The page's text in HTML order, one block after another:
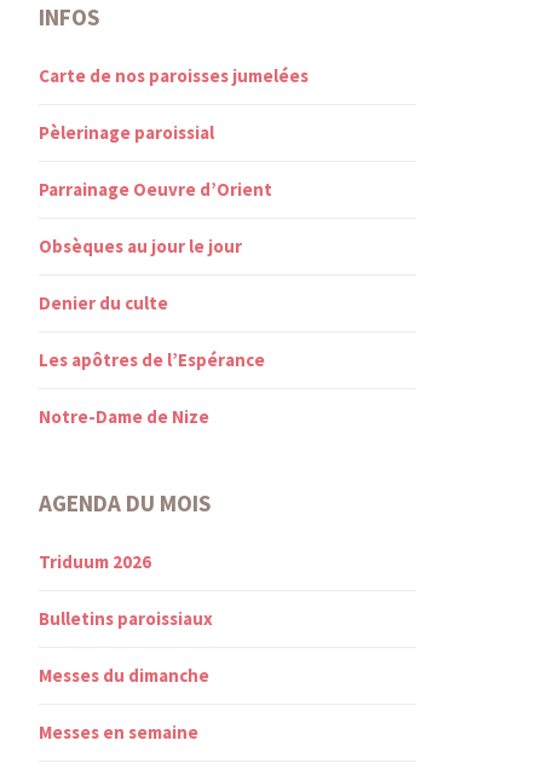
INFOS
Carte de nos paroisses jumelées
Pèlerinage paroissial
Parrainage Oeuvre d’Orient
Obsèques au jour le jour
Denier du culte
Les apôtres de l’Espérance
Notre-Dame de Nize
AGENDA DU MOIS
Triduum 2026
Bulletins paroissiaux
Messes du dimanche
Messes en semaine